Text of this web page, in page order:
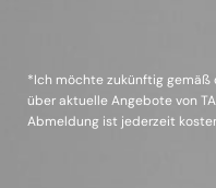
*Ich möchte zukünftig gemäß
über aktuelle Angebote von
Abmeldung ist jederzeit